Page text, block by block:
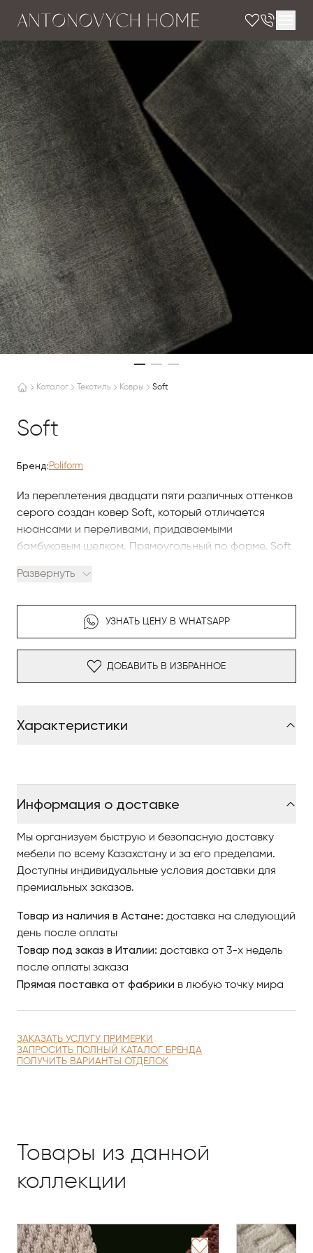
Каталог Текстиль Ковры Soft
Soft
Бренд: Poliform
Из переплетения двадцати пяти различных оттенков
серого создан ковер Soft, который отличается
нюансами и переливами, придаваемыми
бамбуковым шелком. Прямоугольный по форме, Soft
Развернуть
УЗНАТЬ ЦЕНУ В WHATSAPP
ДОБАВИТЬ В ИЗБРАННОЕ
Характеристики
Информация о доставке
Мы организуем быструю и безопасную доставку
мебели по всему Казахстану и за его пределами.
Доступны индивидуальные условия доставки для
премиальных заказов.
Товар из наличия в Астане: доставка на следующий
день после оплаты
Товар под заказ в Италии: доставка от 3-х недель
после оплаты заказа
Прямая поставка от фабрики в любую точку мира
ЗАКАЗАТЬ УСЛУГУ ПРИМЕРКИ
ЗАПРОСИТЬ ПОЛНЫЙ КАТАЛОГ БРЕНДА
ПОЛУЧИТЬ ВАРИАНТЫ ОТДЕЛОК
Товары из данной
коллекции